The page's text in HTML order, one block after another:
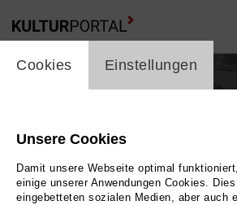
Musik, Theater
cookie_layer
Cookies Einstellungen
Unsere Cookies
Damit unsere Webseite optimal
einige unserer Anwendungen Cookies.
eingebetteten sozialen Medien, aber auch